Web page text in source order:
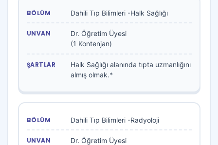
Dahili Tıp Bilimleri -Halk Sağlığı
Dr. Öğretim Üyesi
(1 Kontenjan)
Halk Sağlığı alanında tıpta uzmanlığını
almış olmak.*
Dahili Tıp Bilimleri -Radyoloji
Dr. Öğretim Üyesi